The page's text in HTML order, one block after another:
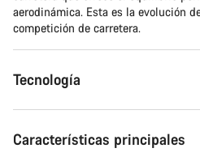
aerodinámica. Esta es la evolución
competición de carretera.
Tecnología
Características principales